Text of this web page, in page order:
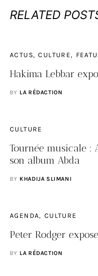
RELATED
ACTUS CULTURE
Hakima Lebbar
BY LA RÉDACTION
CULTURE
Tournée musicale :
son album Abda
BY KHADIJA SLIMANI
AGENDA CULTURE
Peter Rodger
BY LA RÉDACTION